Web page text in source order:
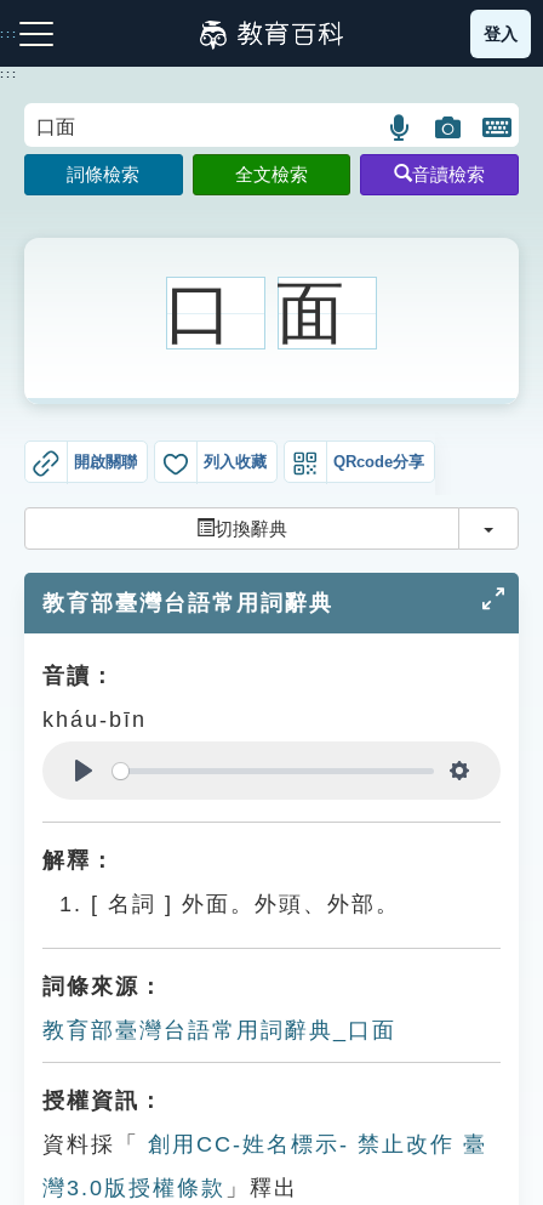
到
主
:::
注音索引圖示 筆畫索引圖示 部首索引表圖示
生字詞彙表
知識索引
遊戲專區
貓頭鷹博士
登入
:::
語
言
搜
圖
片
搜
開
鍵
圖
詞條檢索 全文檢索 音讀檢索
口 面
開啟關聯 列入收藏 QRcode分享
切換辭典 切換
教育部臺灣台語常用詞辭典
音讀：
kháu-bīn
解釋：
[ 名詞 ] 外面。外頭、外部。
詞條來源：
教育部臺灣台語常用詞辭典_口面
授權資訊：
資料採「
創用CC-姓名標示- 禁止改作 臺
灣3.0版授權條款 」釋出